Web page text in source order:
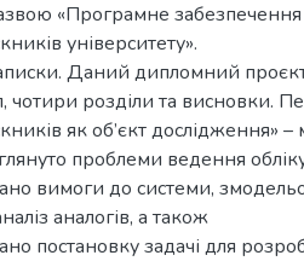
«Програмне
університету».
Даний дипломний
чотири розділи та висновки.
як об’єкт дослідження» –
проблеми ведення
вимоги до системи,
аналогів, а також
постановку задачі для